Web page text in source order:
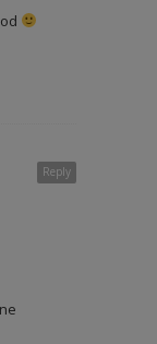
Reply